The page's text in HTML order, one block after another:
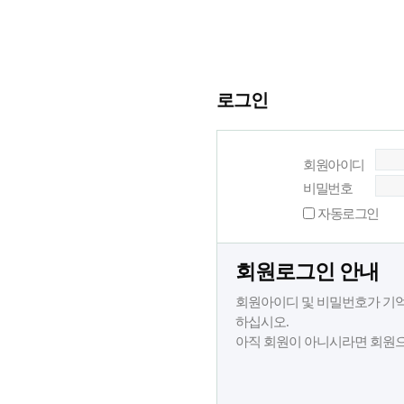
로그인
회원아이디
비밀번호
자동로그인
회원로그인 안내
회원아이디 및 비밀번호가 기
하십시오.
아직 회원이 아니시라면 회원